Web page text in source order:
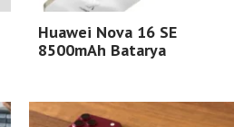
Huawei Nova 16 SE
8500mAh Batarya